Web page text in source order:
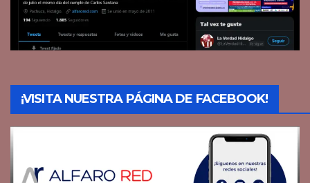
¡VISITA NUESTRA PÁGINA DE FACEBOOK!